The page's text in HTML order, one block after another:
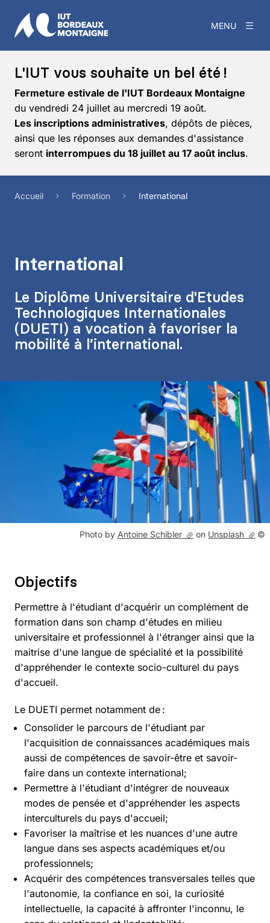
MENU
L'IUT vous souhaite un bel été !
Fermeture estivale de l'IUT Bordeaux Montaigne
du vendredi 24 juillet au mercredi 19 août.
Les inscriptions administratives, dépôts de pièces,
ainsi que les réponses aux demandes d'assistance
seront interrompues du 18 juillet au 17 août inclus.
Accueil Formation International
International
Le Diplôme Universitaire d'Etudes
Technologiques Internationales
(DUETI) a vocation à favoriser la
mobilité à l’international.
Droits réservés :
Photo by Antoine Schibler (lien externe)
on Unsplash (lien
Objectifs
Permettre à l'étudiant d'acquérir un complément de
formation dans son champ d'études en milieu
universitaire et professionnel à l'étranger ainsi que la
maitrise d'une langue de spécialité et la possibilité
d'appréhender le contexte socio-culturel du pays
d'accueil.
Le DUETI permet notamment de :
Consolider le parcours de l'étudiant par
l'acquisition de connaissances académiques mais
aussi de compétences de savoir-être et savoir-
faire dans un contexte international;
Permettre à l'étudiant d'intégrer de nouveaux
modes de pensée et d'appréhender les aspects
interculturels du pays d'accueil;
Favoriser la maîtrise et les nuances d'une autre
langue dans ses aspects académiques et/ou
professionnels;
Acquérir des compétences transversales telles que
l'autonomie, la confiance en soi, la curiosité
intellectuelle, la capacité à affronter l'inconnu, le